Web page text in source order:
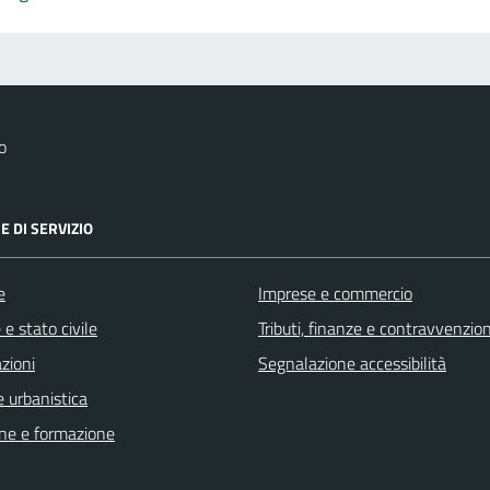
DI SERVIZIO
e stato civile
urbanistica
e formazione
Imprese e commercio
Tributi, finanze e
Segnalazione accessibilità